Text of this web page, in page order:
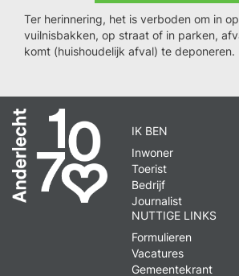
Ter herinnering, het is verboden om in
vuilnisbakken, op straat of in parken,
komt (huishoudelijk afval) te deponeren.
IK BEN
Inwoner
Toerist
Bedrijf
Journalist
NUTTIGE LINKS
Formulieren
Vacatures
Gemeentekrant